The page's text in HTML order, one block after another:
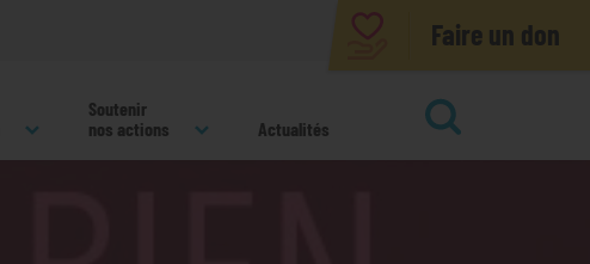
Faire un don
Soutenir
nos actions
Actualités